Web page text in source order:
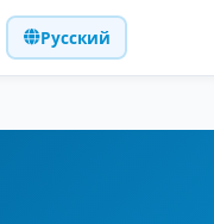
Русский